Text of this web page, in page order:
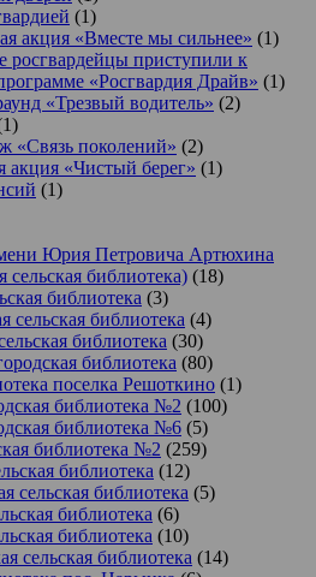
(1)
акция «Вместе мы сильнее» (1)
росгвардейцы приступили к
«Росгвардия Драйв» (1)
«Трезвый водитель» (2)
«Связь поколений» (2)
акция «Чистый берег» (1)
(1)
Юрия Петровича Артюхина
сельская библиотека) (18)
библиотека (3)
сельская библиотека (4)
библиотека (30)
библиотека (80)
поселка Решоткино (1)
библиотека №2 (100)
библиотека №6 (5)
библиотека №2 (259)
библиотека (12)
сельская библиотека (5)
библиотека (6)
библиотека (10)
сельская библиотека (14)